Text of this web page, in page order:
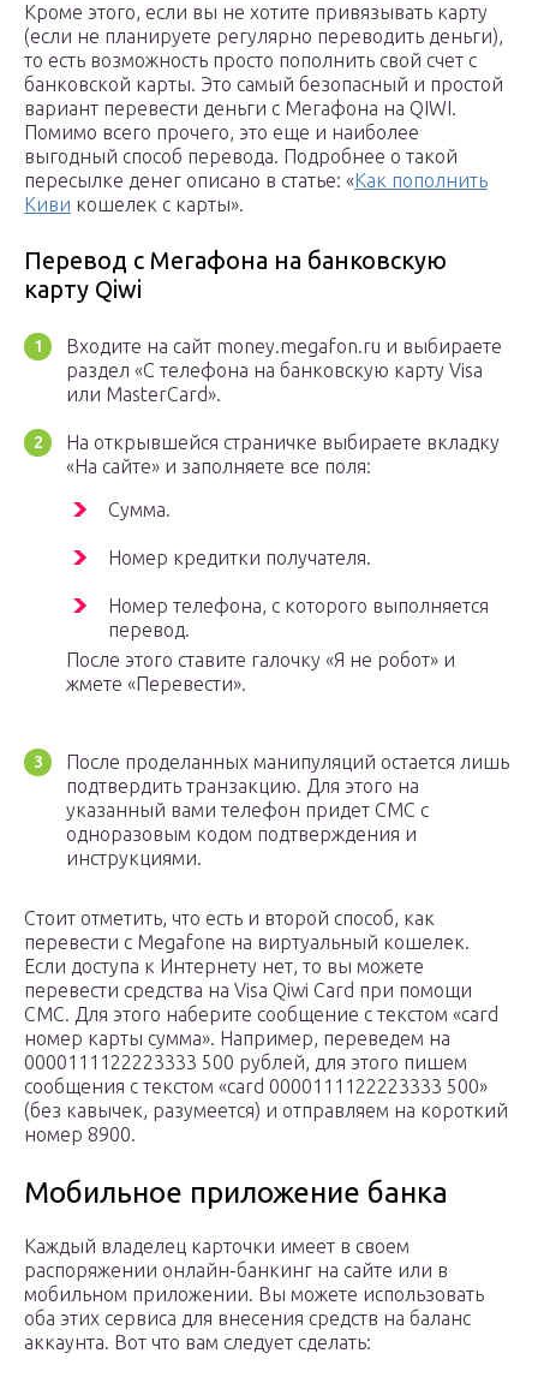
Кроме этого, если вы не хотите привязывать карту
(если не планируете регулярно переводить деньги),
то есть возможность просто пополнить свой счет с
банковской карты. Это самый безопасный и простой
вариант перевести деньги с Мегафона на QIWI.
Помимо всего прочего, это еще и наиболее
выгодный способ перевода. Подробнее о такой
пересылке денег описано в статье: «Как пополнить
Киви кошелек с карты».
Перевод с Мегафона на банковскую
карту Qiwi
Входите на сайт money.megafon.ru и выбираете
раздел «С телефона на банковскую карту Visa
или MasterCard».
На открывшейся страничке выбираете вкладку
«На сайте» и заполняете все поля:
Сумма.
Номер кредитки получателя.
Номер телефона, с которого выполняется
перевод.
После этого ставите галочку «Я не робот» и
жмете «Перевести».
После проделанных манипуляций остается лишь
подтвердить транзакцию. Для этого на
указанный вами телефон придет СМС с
одноразовым кодом подтверждения и
инструкциями.
Стоит отметить, что есть и второй способ, как
перевести с Megafone на виртуальный кошелек.
Если доступа к Интернету нет, то вы можете
перевести средства на Visa Qiwi Card при помощи
СМС. Для этого наберите сообщение с текстом «card
номер карты сумма». Например, переведем на
0000111122223333 500 рублей, для этого пишем
сообщения с текстом «card 0000111122223333 500»
(без кавычек, разумеется) и отправляем на короткий
номер 8900.
Мобильное приложение банка
Каждый владелец карточки имеет в своем
распоряжении онлайн-банкинг на сайте или в
мобильном приложении. Вы можете использовать
оба этих сервиса для внесения средств на баланс
аккаунта. Вот что вам следует сделать: